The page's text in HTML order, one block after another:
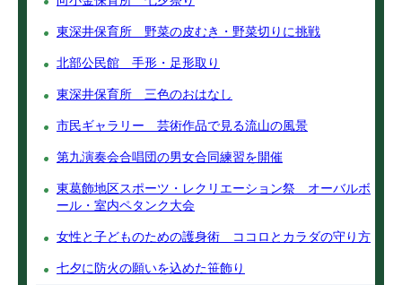
東深井保育所 野菜の皮むき・野菜切りに挑戦
北部公民館 手形・足形取り
東深井保育所 三色のおはなし
市民ギャラリー 芸術作品で見る流山の風景
第九演奏会合唱団の男女合同練習を開催
東葛飾地区スポーツ・レクリエーション祭 オーバルボ
ール・室内ペタンク大会
女性と子どものための護身術 ココロとカラダの守り方
七夕に防火の願いを込めた笹飾り